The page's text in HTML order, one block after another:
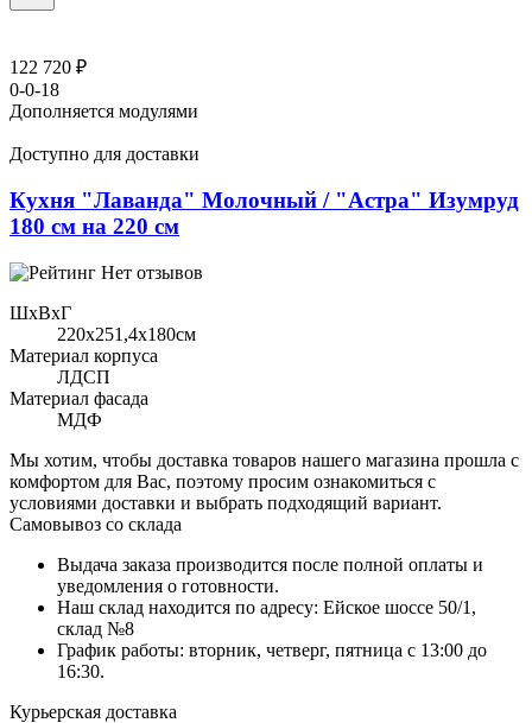
122 720 ₽
0-0-18
Дополняется модулями
Доступно для доставки
Кухня "Лаванда" Молочный / "Астра" Изумруд
180 см на 220 см
Нет отзывов
ШхВхГ
220x251,4х180см
Материал корпуса
ЛДСП
Материал фасада
МДФ
Мы хотим, чтобы доставка товаров нашего магазина прошла с
комфортом для Вас, поэтому просим ознакомиться с
условиями доставки и выбрать подходящий вариант.
Самовывоз со склада
Выдача заказа производится после полной оплаты и
уведомления о готовности.
Наш склад находится по адресу: Ейское шоссе 50/1,
склад №8
График работы: вторник, четверг, пятница с 13:00 до
16:30.
Курьерская доставка